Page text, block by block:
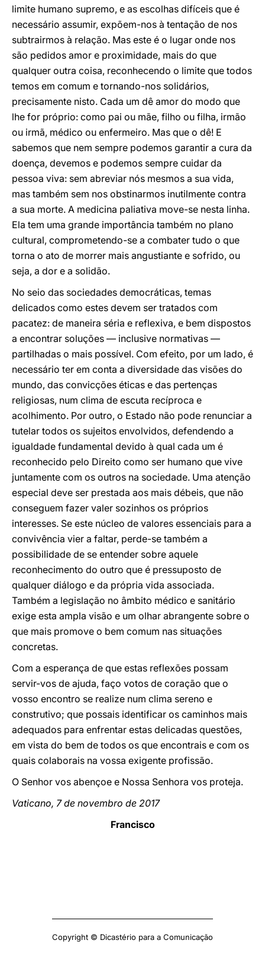
limite humano supremo, e as escolhas difíceis que é
necessário assumir, expõem-nos à tentação de nos
subtrairmos à relação. Mas este é o lugar onde nos
são pedidos amor e proximidade, mais do que
qualquer outra coisa, reconhecendo o limite que todos
temos em comum e tornando-nos solidários,
precisamente nisto. Cada um dê amor do modo que
lhe for próprio: como pai ou mãe, filho ou filha, irmão
ou irmã, médico ou enfermeiro. Mas que o dê! E
sabemos que nem sempre podemos garantir a cura da
doença, devemos e podemos sempre cuidar da
pessoa viva: sem abreviar nós mesmos a sua vida,
mas também sem nos obstinarmos inutilmente contra
a sua morte. A medicina paliativa move-se nesta linha.
Ela tem uma grande importância também no plano
cultural, comprometendo-se a combater tudo o que
torna o ato de morrer mais angustiante e sofrido, ou
seja, a dor e a solidão.
No seio das sociedades democráticas, temas
delicados como estes devem ser tratados com
pacatez: de maneira séria e reflexiva, e bem dispostos
a encontrar soluções — inclusive normativas —
partilhadas o mais possível. Com efeito, por um lado, é
necessário ter em conta a diversidade das visões do
mundo, das convicções éticas e das pertenças
religiosas, num clima de escuta recíproca e
acolhimento. Por outro, o Estado não pode renunciar a
tutelar todos os sujeitos envolvidos, defendendo a
igualdade fundamental devido à qual cada um é
reconhecido pelo Direito como ser humano que vive
juntamente com os outros na sociedade. Uma atenção
especial deve ser prestada aos mais débeis, que não
conseguem fazer valer sozinhos os próprios
interesses. Se este núcleo de valores essenciais para a
convivência vier a faltar, perde-se também a
possibilidade de se entender sobre aquele
reconhecimento do outro que é pressuposto de
qualquer diálogo e da própria vida associada.
Também a legislação no âmbito médico e sanitário
exige esta ampla visão e um olhar abrangente sobre o
que mais promove o bem comum nas situações
concretas.
Com a esperança de que estas reflexões possam
servir-vos de ajuda, faço votos de coração que o
vosso encontro se realize num clima sereno e
construtivo; que possais identificar os caminhos mais
adequados para enfrentar estas delicadas questões,
em vista do bem de todos os que encontrais e com os
quais colaborais na vossa exigente profissão.
O Senhor vos abençoe e Nossa Senhora vos proteja.
Vaticano, 7 de novembro de 2017
Francisco
Copyright © Dicastério para a Comunicação